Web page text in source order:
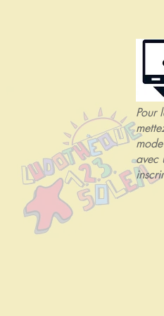
Pour
avec